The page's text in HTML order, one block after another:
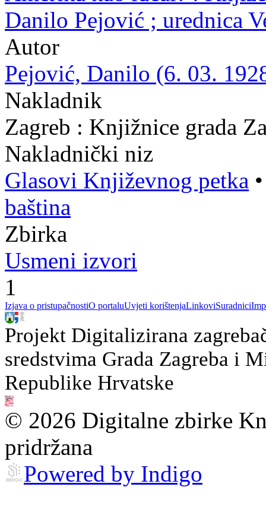
Danilo Pejović ; urednica
Autor
Pejović, Danilo (6. 03.
Nakladnik
Zagreb : Knjižnice grada
Nakladnički niz
Glasovi Književnog petka
baština
Zbirka
Usmeni izvori
1
Izjava o pristupačnostiO portaluUvjeti korištenjaLinkoviSuradnici
Projekt Digitalizirana
sredstvima Grada Zagreba i
Republike Hrvatske
© 2026 Digitalne zbirke
pridržana
Powered by Indigo